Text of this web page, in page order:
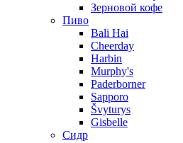
Зерновой кофе
Пиво
Bali Hai
Cheerday
Harbin
Murphy's
Paderborner
Sapporo
Švyturys
Gisbelle
Сидр